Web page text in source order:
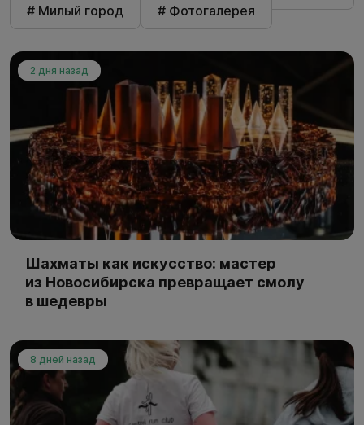
# Милый город
# Фотогалерея
2 дня назад
Шахматы как искусство: мастер
из Новосибирска превращает смолу
в шедевры
8 дней назад